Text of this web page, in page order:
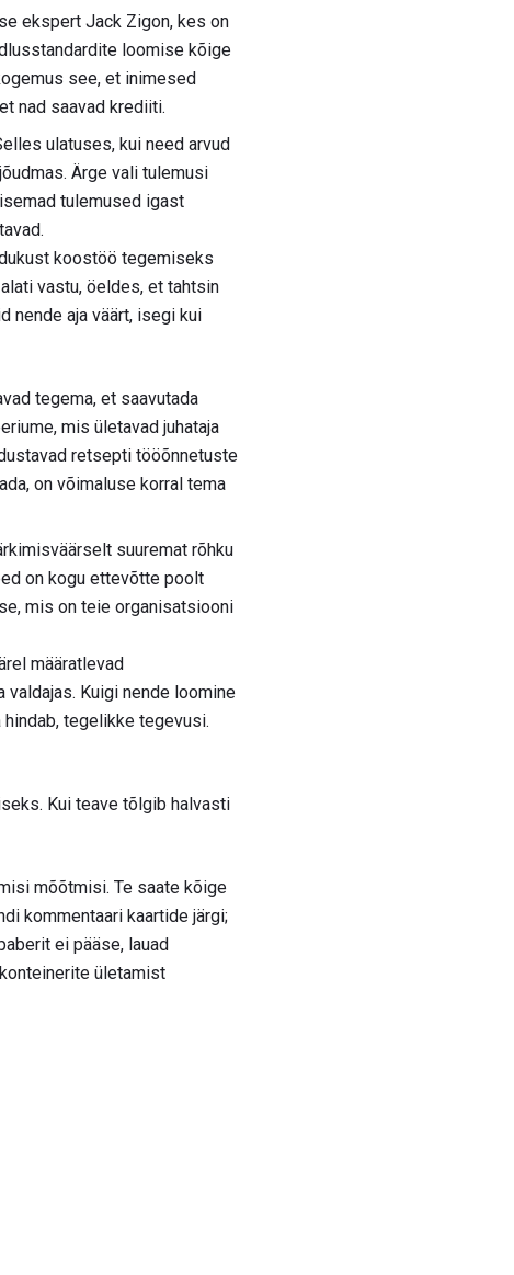
ekspert Jack Zigon, kes on
loomise kõige
see, et inimesed
nad saavad krediiti.
ulatuses, kui need arvud
Ärge vali tulemusi
tulemused igast
koostöö tegemiseks
vastu, öeldes, et tahtsin
nende aja väärt, isegi kui
tegema, et saavutada
mis ületavad juhataja
retsepti tööõnnetuste
on võimaluse korral tema
suuremat rõhku
on kogu ettevõtte poolt
mis on teie organisatsiooni
määratlevad
Kuigi nende loomine
tegelikke tegevusi.
Kui teave tõlgib halvasti
mõõtmisi. Te saate kõige
kommentaari kaartide järgi;
ei pääse, lauad
ületamist